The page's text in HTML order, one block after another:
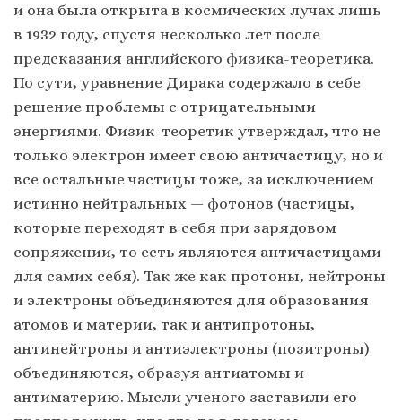
и она была открыта в космических лучах лишь
в 1932 году, спустя несколько лет после
предсказания английского физика-теоретика.
По сути, уравнение Дирака содержало в себе
решение проблемы с отрицательными
энергиями. Физик-теоретик утверждал, что не
только электрон имеет свою античастицу, но и
все остальные частицы тоже, за исключением
истинно нейтральных — фотонов (частицы,
которые переходят в себя при зарядовом
сопряжении, то есть являются античастицами
для самих себя). Так же как протоны, нейтроны
и электроны объединяются для образования
атомов и материи, так и антипротоны,
антинейтроны и антиэлектроны (позитроны)
объединяются, образуя антиатомы и
антиматерию. Мысли ученого заставили его